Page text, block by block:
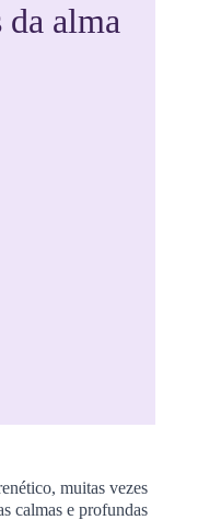
muitas vezes
calmas e profundas
alma